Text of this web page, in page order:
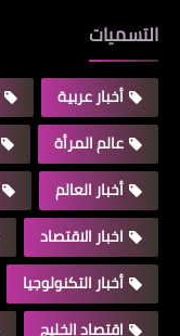
التسميات
أخبار عربية
عالم المرأة
أخبار العالم
اخبار الاقتصاد
أخبار التكنولوجيا
اقتصاد الخليج